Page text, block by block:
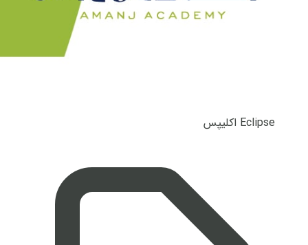
Eclipse اکلیپس